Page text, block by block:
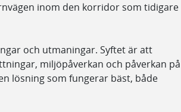
inom den korridor som tidigare
och utmaningar. Syftet är att
miljöpåverkan och påverkan på
lösning som fungerar bäst, både